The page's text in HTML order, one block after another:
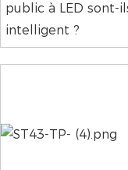
public à LED sont-
intelligent ?